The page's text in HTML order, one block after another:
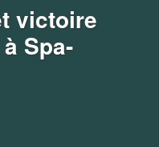
victoire
Spa-